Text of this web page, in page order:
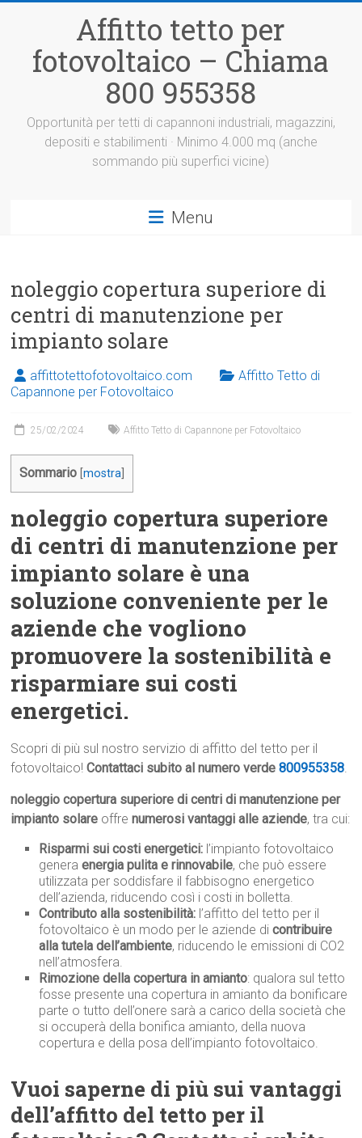
Affitto tetto per
fotovoltaico – Chiama
800 955358
Opportunità per tetti di capannoni industriali, magazzini,
depositi e stabilimenti · Minimo 4.000 mq (anche
sommando più superfici vicine)
Menu
noleggio copertura superiore di
centri di manutenzione per
impianto solare
affittotettofotovoltaico.com
Affitto Tetto di
Capannone per Fotovoltaico
25/02/2024 Affitto Tetto di Capannone per Fotovoltaico
Sommario [mostra
noleggio copertura superiore
di centri di manutenzione per
impianto solare è una
soluzione conveniente per le
aziende che vogliono
promuovere la sostenibilità e
risparmiare sui costi
energetici.
Scopri di più sul nostro servizio di affitto del tetto per il
fotovoltaico!Contattaci subito al numero verde 800955358.
noleggio copertura superiore di centri di manutenzione per
impianto solare offrenumerosi vantaggi alle aziende, tra cui:
Risparmi sui costi energetici: l’impianto fotovoltaico
generaenergia pulita e rinnovabile, che può essere
utilizzata per soddisfare il fabbisogno energetico
dell’azienda, riducendo così i costi in bolletta.
Contributo alla sostenibilità: l’affitto del tetto per il
fotovoltaico è un modo per le aziende dicontribuire
alla tutela dell’ambiente, riducendo le emissioni di CO2
nell’atmosfera.
Rimozione della copertura in amianto: qualora sul tetto
fosse presente una copertura in amianto da bonificare
parte o tutto dell’onere sarà a carico della società che
si occuperà della bonifica amianto, della nuova
copertura e della posa dell’impianto fotovoltaico.
Vuoi saperne di più sui vantaggi
dell’affitto del tetto per il